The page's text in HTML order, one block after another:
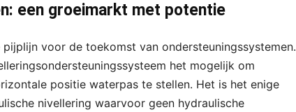
een groeimarkt met potentie
voor de toekomst van ondersteuningssystemen.
het mogelijk om
positie waterpas te stellen. Het is het enige
nivellering waarvoor geen hydraulische